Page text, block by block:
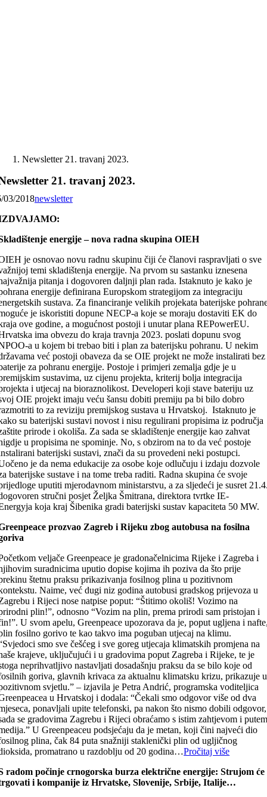
Newsletter 21. travanj 2023.
21. travanj 2023.
03/2018newsletter
energije – nova radna skupina OIEH
je osnovao novu radnu skupinu čiji će članovi raspravljati o sve
temi skladištenja energije. Na prvom su sastanku iznesena
pitanja i dogovoren daljnji plan rada. Istaknuto je kako je
energije definirana Europskom strategijom za integraciju
sustava. Za financiranje velikih projekata baterijske
je iskoristiti dopune NECP-a koje se moraju dostaviti EK do
ove godine, a mogućnost postoji i unutar plana REPowerEU.
ima obvezu do kraja travnja 2023. poslati dopunu svog
a u kojem bi trebao biti i plan za baterijsku pohranu. U nekim
već postoji obaveza da se OIE projekt ne može instalirati bez
za pohranu energije. Postoje i primjeri zemalja gdje je u
sustavima, uz cijenu projekta, kriterij bolja integracija
i utjecaj na bioraznolikost. Developeri koji stave bateriju uz
OIE projekt imaju veću šansu dobiti premiju pa bi bilo dobro
to za reviziju premijskog sustava u Hrvatskoj. Istaknuto je
su baterijski sustavi novost i nisu regulirani propisima iz područja
prirode i okoliša. Za sada se skladištenje energije kao zahvat
u propisima ne spominje. No, s obzirom na to da već postoje
baterijski sustavi, znači da su provedeni neki postupci.
je da nema edukacije za osobe koje odlučuju i izdaju dozvole
baterijske sustave i na tome treba raditi. Radna skupina će svoje
uputiti mjerodavnom ministarstvu, a za sljedeći je susret
stručni posjet Željka Šmitrana, direktora tvrtke IE-
koja kraj Šibenika gradi baterijski sustav kapaciteta 50 MW.
prozvao Zagreb i Rijeku zbog autobusa na fosilna
veljače Greenpeace je gradonačelnicima Rijeke i Zagreba i
suradnicima uputio dopise kojima ih poziva da što prije
štetnu praksu prikazivanja fosilnog plina u pozitivnom
Naime, već dugi niz godina autobusi gradskog prijevoza u
i Rijeci nose natpise poput: “Štitimo okoliš! Vozimo na
plin!”, odnosno “Vozim na plin, prema prirodi sam pristojan i
U svom apelu, Greenpeace upozorava da je, poput ugljena i
fosilno gorivo te kao takvo ima poguban utjecaj na klimu.
smo sve češćeg i sve goreg utjecaja klimatskih promjena na
krajeve, uključujući i u gradovima poput Zagreba i Rijeke, te je
neprihvatljivo nastavljati dosadašnju praksu da se bilo koje od
goriva, glavnih krivaca za aktualnu klimatsku krizu, prikazuje u
svjetlu.” – izjavila je Petra Andrić, programska voditeljica
u Hrvatskoj i dodala: “Čekali smo odgovor više od dva
ponavljali upite telefonski, pa nakon što nismo dobili odgovor,
se gradovima Zagrebu i Rijeci obraćamo s istim zahtjevom i
U Greenpeaceu podsjećaju da je metan, koji čini najveći dio
plina, čak 84 puta snažniji staklenički plin od ugljičnog
promatrano u razdoblju od 20 godina…Pročitaj više
radom počinje crnogorska burza električne energije: Strujom će
i kompanije iz Hrvatske, Slovenije, Srbije, Italije…